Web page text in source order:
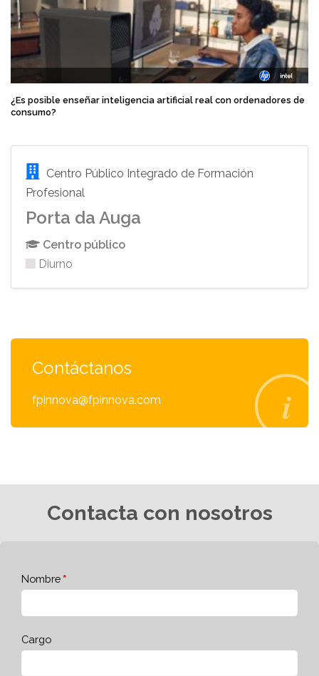
¿Es posible enseñar inteligencia artificial real con ordenadores de
consumo?
Centro Público Integrado de Formación
Profesional
Porta da Auga
Centro público
Diurno
Contáctanos
fpinnova@fpinnova.com
Contacta con nosotros
Nombre
Cargo